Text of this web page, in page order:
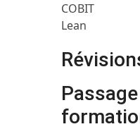
COBIT
Lean